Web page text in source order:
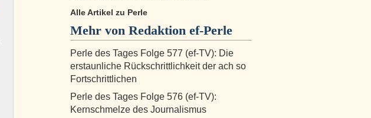
Alle Artikel zu Perle
Mehr von Redaktion ef-Perle
Perle des Tages Folge 577 (ef-TV): Die
erstaunliche Rückschrittlichkeit der ach so
Fortschrittlichen
Perle des Tages Folge 576 (ef-TV):
Kernschmelze des Journalismus